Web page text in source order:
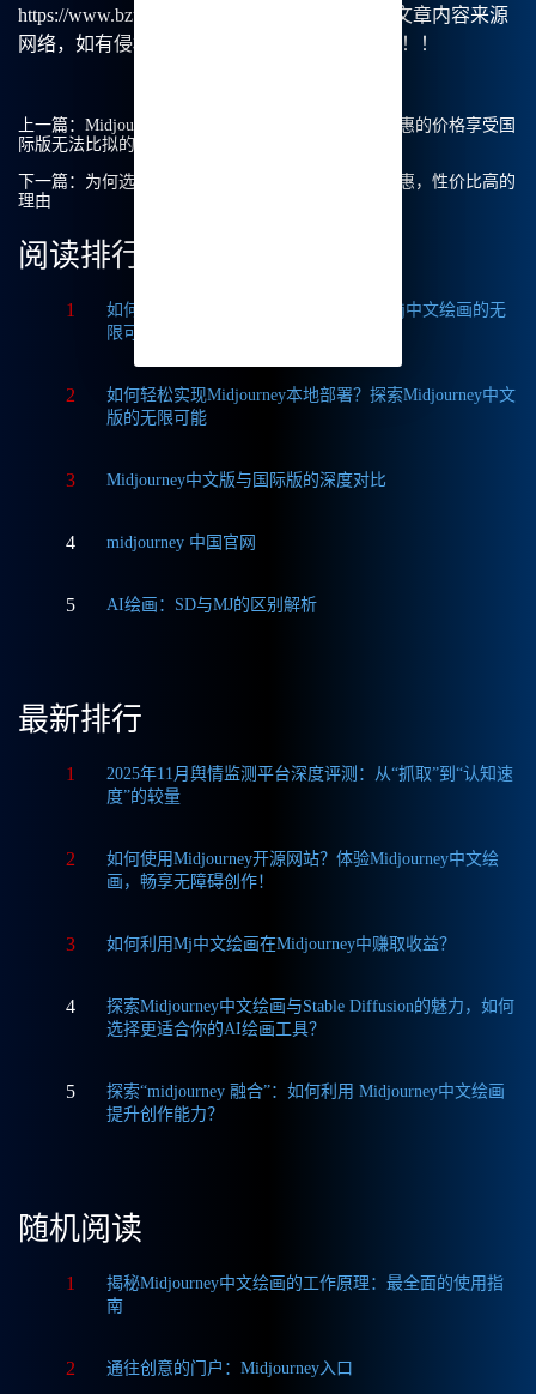
https://www.bzu.cn/news/show/2785.html，部分文章内容来源
网络，如有侵权请联系我们删除处理。谢谢！！！
上一篇： Midjourney中文版：为何国内用户能以超实惠的价格享受国
际版无法比拟的性价比？
下一篇： 为何选择Midjourney中文版？国内版价格实惠，性价比高的
理由
阅读排行
1
如何获取Midjourney破解版免费？探索Mj中文绘画的无
限可能
2
如何轻松实现Midjourney本地部署？探索Midjourney中文
版的无限可能
3 Midjourney中文版与国际版的深度对比
4 midjourney 中国官网
5 AI绘画：SD与MJ的区别解析
最新排行
1
2025年11月舆情监测平台深度评测：从“抓取”到“认知速
度”的较量
2
如何使用Midjourney开源网站？体验Midjourney中文绘
画，畅享无障碍创作！
3 如何利用Mj中文绘画在Midjourney中赚取收益？
4
探索Midjourney中文绘画与Stable Diffusion的魅力，如何
选择更适合你的AI绘画工具？
5
探索“midjourney 融合”：如何利用 Midjourney中文绘画
提升创作能力？
随机阅读
1
揭秘Midjourney中文绘画的工作原理：最全面的使用指
南
2 通往创意的门户：Midjourney入口